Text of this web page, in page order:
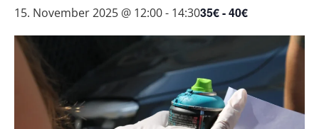
15. November 2025 @ 12:00- 14:3035€ - 40€